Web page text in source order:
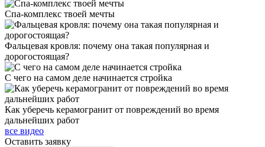
Спа-комплекс твоей мечты
Фальцевая кровля: почему она такая популярная и
дорогостоящая?
С чего на самом деле начинается стройка
Как уберечь керамогранит от повреждений во время
дальнейших работ
все видео
Оставить заявку